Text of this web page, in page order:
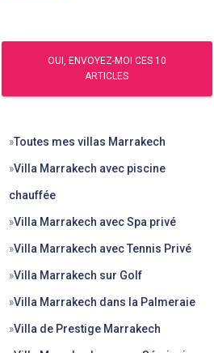
»Toutes mes villas Marrakech
»Villa Marrakech avec piscine
chauffée
»Villa Marrakech avec Spa privé
»Villa Marrakech avec Tennis Privé
»Villa Marrakech sur Golf
»Villa Marrakech dans la Palmeraie
»Villa de Prestige Marrakech